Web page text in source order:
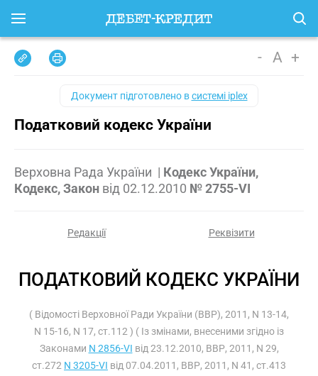
- A +
Документ підготовлено всистемі iplex
Податковий кодекс України
Верховна Рада України | Кодекс України,
Кодекс, Закон від 02.12.2010 № 2755-VI
Редакції Реквізити
ПОДАТКОВИЙ КОДЕКС УКРАЇНИ
( Відомості Верховної Ради України (ВВР), 2011, N 13-14,
N 15-16, N 17, ст.112 ) ( Із змінами, внесеними згідно із
Законами N 2856-VI від 23.12.2010, ВВР, 2011, N 29,
ст.272 N 3205-VI від 07.04.2011, ВВР, 2011, N 41, ст.413